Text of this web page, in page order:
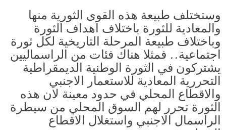
وستختلف طبيعة هذه القوى الثورية منها
والمعادية للثورة باختلاف اهداف الثورة
وباختلاف طبيعة المرحلة التاريخية لكل ثورة
اجتماعية.. فمثلا هناك فئات من الراسماليين
يشتركون في الثورة الوطنية الديمقراطية
التحررية المعادية للاستعمار الاجنبي
والاقطاع المحلي في حدود معينة لان هذه
الثورة تحرر لهم السوق المحلي من سيطرة
الراسمال الاجنبي واستغلال الاقطاع